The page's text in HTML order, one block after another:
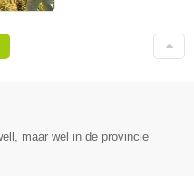
maar wel in de provincie